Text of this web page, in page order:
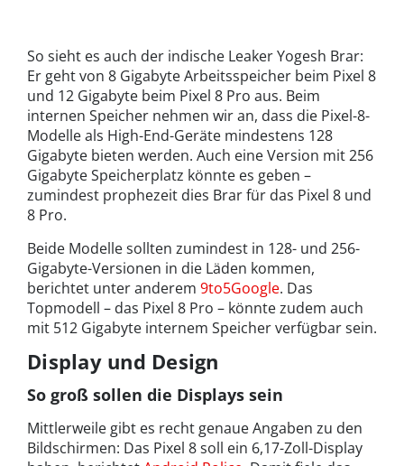
So sieht es auch der indische Leaker Yogesh Brar:
Er geht von 8 Gigabyte Arbeitsspeicher beim Pixel 8
und 12 Gigabyte beim Pixel 8 Pro aus. Beim
internen Speicher nehmen wir an, dass die Pixel-8-
Modelle als High-End-Geräte mindestens 128
Gigabyte bieten werden. Auch eine Version mit 256
Gigabyte Speicherplatz könnte es geben –
zumindest prophezeit dies Brar für das Pixel 8 und
8 Pro.
Beide Modelle sollten zumindest in 128- und 256-
Gigabyte-Versionen in die Läden kommen,
berichtet unter anderem 9to5Google. Das
Topmodell – das Pixel 8 Pro – könnte zudem auch
mit 512 Gigabyte internem Speicher verfügbar sein.
Display und Design
So groß sollen die Displays sein
Mittlerweile gibt es recht genaue Angaben zu den
Bildschirmen: Das Pixel 8 soll ein 6,17-Zoll-Display